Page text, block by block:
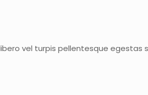
vel turpis pellentesque egestas